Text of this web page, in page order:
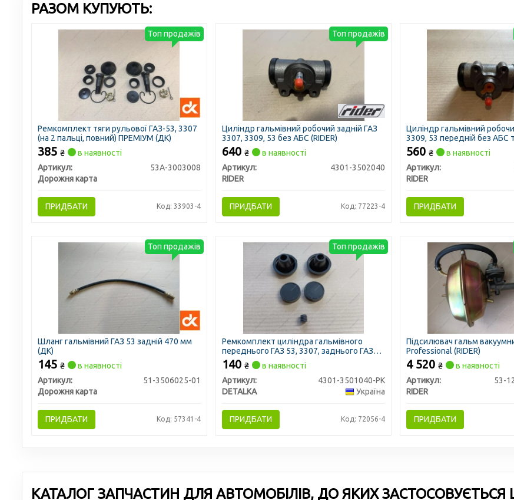
РАЗОМ КУПУЮТЬ:
Ремкомплект тяги рульової ГАЗ-53, 3307
(на 2 пальцi, повний) ПРЕМІУМ (ДК)
385 ₴
в наявності
Артикул:
53А-3003008
Дорожня карта
ПРИДБАТИ Код: 33903-4
Топ продажів
Циліндр гальмівний робочий задній ГАЗ
3307, 3309, 53 без АБС (RIDER)
640 ₴
в наявності
Артикул:
4301-3502040
RIDER
ПРИДБАТИ Код: 77223-4
Топ продажів
Циліндр гальмівний
3309, 53 передній без АБС
66, 52 (RIDER)
560 ₴
в наявності
Артикул:
RIDER
ПРИДБАТИ
Шланг гальмівний ГАЗ 53 задній 470 мм
(ДК)
145 ₴
в наявності
Артикул:
51-3506025-01
Дорожня карта
ПРИДБАТИ Код: 57341-4
Топ продажів
Ремкомплект циліндра гальмівного
переднього ГАЗ 53, 3307, заднього ГАЗ
66, 52 (3 найменування) (DETALKA)
140 ₴
в наявності
Артикул:
4301-3501040-РК
DETALKA
Україна
ПРИДБАТИ Код: 72056-4
Топ продажів
Підсилювач гальм
Professional (RIDER)
4 520 ₴
в наявності
Артикул:
53-
RIDER
ПРИДБАТИ
КАТАЛОГ ЗАПЧАСТИН ДЛЯ АВТОМОБІЛІВ, ДО ЯКИХ ЗАСТОСОВУЄТЬСЯ